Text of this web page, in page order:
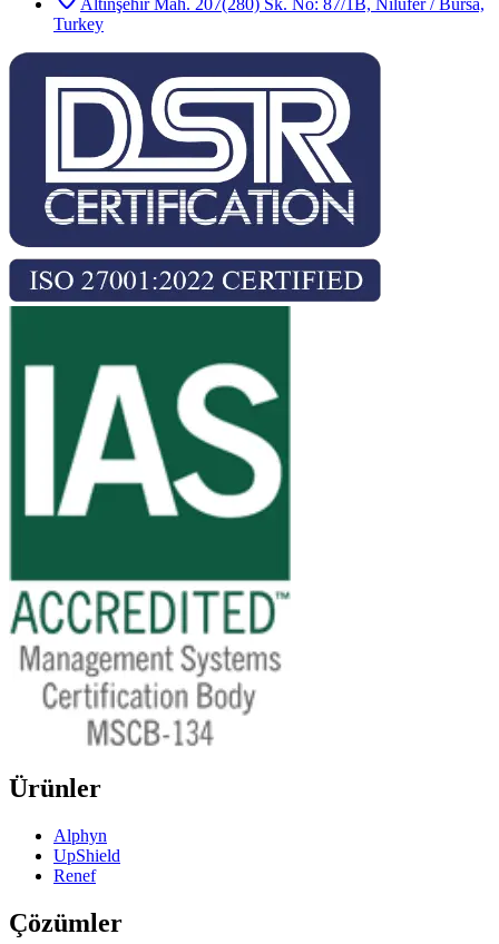
Turkey
Ürünler
Alphyn
UpShield
Renef
Çözümler